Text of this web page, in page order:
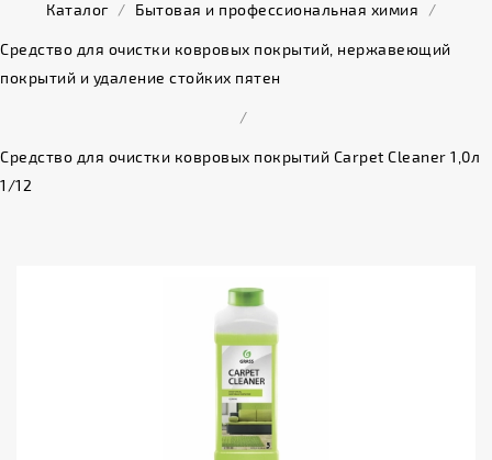
Каталог / Бытовая и профессиональная химия /
Средство для очистки ковровых покрытий, нержавеющий
покрытий и удаление стойких пятен
/
Средство для очистки ковровых покрытий Carpet Cleaner 1,0л
1/12